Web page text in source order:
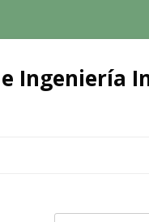
Ingeniería